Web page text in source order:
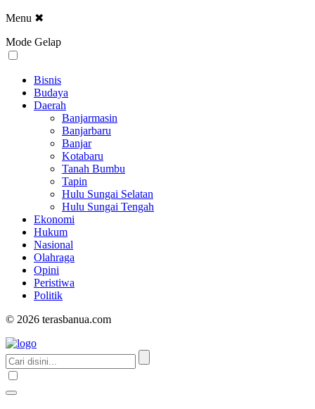
Menu ✖
Mode Gelap
Bisnis
Budaya
Daerah
Banjarmasin
Banjarbaru
Banjar
Kotabaru
Tanah Bumbu
Tapin
Hulu Sungai Selatan
Hulu Sungai Tengah
Ekonomi
Hukum
Nasional
Olahraga
Opini
Peristiwa
Politik
© 2026 terasbanua.com